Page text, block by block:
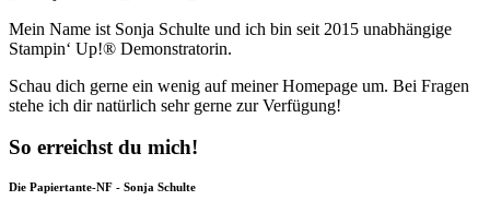
Mein Name ist Sonja Schulte und ich bin seit 2015 unabhängige
Stampin‘ Up!® Demonstratorin.
Schau dich gerne ein wenig auf meiner Homepage um. Bei Fragen
stehe ich dir natürlich sehr gerne zur Verfügung!
So erreichst du mich!
Die Papiertante-NF - Sonja Schulte